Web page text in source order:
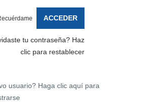
tu contraseña? Haz
clic para restablecer
usuario? Haga clic aquí para